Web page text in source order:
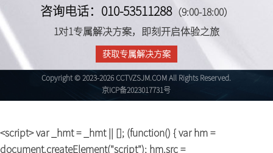
咨询电话：010-53511288（9:00-18:00）
1对1专属解决方案，即刻开启体验之旅
获取专属解决方案
Copyright © 2023-2026 CCTVZSJM.COM All Rights Reserved.
京ICP备2023017731号
<script> var _hmt = _hmt || []; (function() { var hm =
document.createElement("script"); hm.src =